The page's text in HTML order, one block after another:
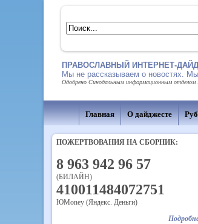
ПРАВОСЛАВНЫЙ ИНТЕРНЕТ-
Мы не рассказываем о новостях.
Одобрено Синодальным информационным отделом
Главная О дайджесте
ПОЖЕРТВОВАНИЯ НА СБОРНИК:
8 963 942 96 57
(БИЛАЙН)
410011484072751
ЮMoney (Яндекс. Деньги)